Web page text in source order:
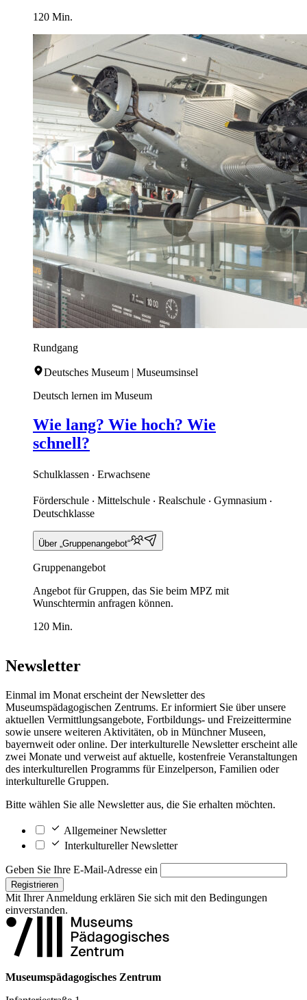
120 Min.
Rundgang
Deutsches Museum | Museumsinsel
Deutsch lernen im Museum
Wie lang? Wie hoch? Wie
schnell?
Schulklassen ‧ Erwachsene
Förderschule ‧ Mittelschule ‧ Realschule ‧ Gymnasium ‧
Deutschklasse
Über „Gruppenangebot“
Gruppenangebot
Angebot für Gruppen, das Sie beim MPZ mit
Wunschtermin anfragen können.
120 Min.
Newsletter
Einmal im Monat erscheint der Newsletter des
Museumspädagogischen Zentrums. Er informiert Sie über unsere
aktuellen Vermittlungsangebote, Fortbildungs- und Freizeittermine
sowie unsere weiteren Aktivitäten, ob in Münchner Museen,
bayernweit oder online. Der interkulturelle Newsletter erscheint alle
zwei Monate und verweist auf aktuelle, kostenfreie Veranstaltungen
des interkulturellen Programms für Einzelperson, Familien oder
interkulturelle Gruppen.
Bitte wählen Sie alle Newsletter aus, die Sie erhalten möchten.
Allgemeiner Newsletter
Interkultureller Newsletter
Geben Sie Ihre E-Mail-Adresse ein
Registrieren
Mit Ihrer Anmeldung erklären Sie sich mit den Bedingungen
einverstanden.
Museumspädagogisches Zentrum